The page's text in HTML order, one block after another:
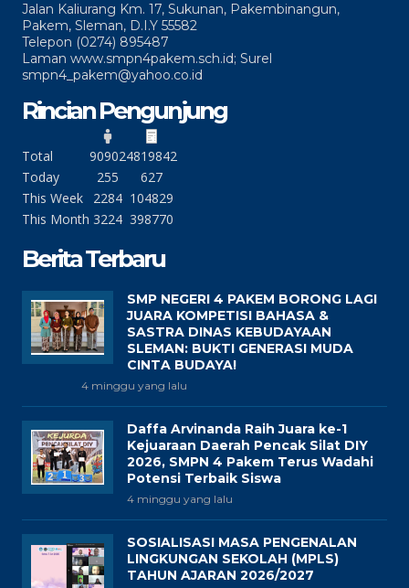
Jalan Kaliurang Km. 17, Sukunan, Pakembinangun,
Pakem, Sleman, D.I.Y 55582
Telepon (0274) 895487
Laman www.smpn4pakem.sch.id; Surel
smpn4_pakem@yahoo.co.id
Rincian Pengunjung
Total 909024819842
Today
255
627
This Week
2284 104829
This Month 3224 398770
Berita Terbaru
SMP NEGERI 4 PAKEM BORONG LAGI
JUARA KOMPETISI BAHASA &
SASTRA DINAS KEBUDAYAAN
SLEMAN: BUKTI GENERASI MUDA
CINTA BUDAYA!
4 minggu yang lalu
Daffa Arvinanda Raih Juara ke-1
Kejuaraan Daerah Pencak Silat DIY
2026, SMPN 4 Pakem Terus Wadahi
Potensi Terbaik Siswa
4 minggu yang lalu
SOSIALISASI MASA PENGENALAN
LINGKUNGAN SEKOLAH (MPLS)
TAHUN AJARAN 2026/2027